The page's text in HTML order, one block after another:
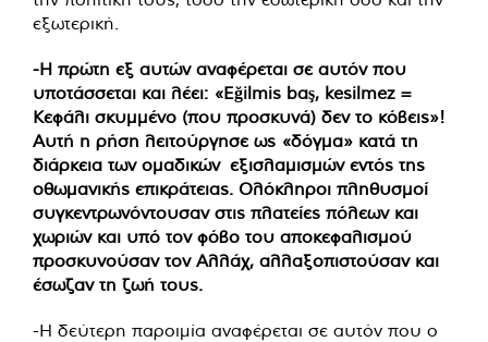
εξωτερική.
-Η πρώτη εξ αυτών αναφέρεται σε αυτόν που
υποτάσσεται και λέει: «Eğilmis baş, kesilmez =
Κεφάλι σκυμμένο (που προσκυνά) δεν το κόβεις»!
Αυτή η ρήση λειτούργησε ως «δόγμα» κατά τη
διάρκεια των ομαδικών εξισλαμισμών εντός της
οθωμανικής επικράτειας. Ολόκληροι πληθυσμοί
συγκεντρωνόντουσαν στις πλατείες πόλεων και
χωριών και υπό τον φόβο του αποκεφαλισμού
προσκυνούσαν τον Αλλάχ, αλλαξοπιστούσαν και
έσωζαν τη ζωή τους.
-Η δεύτερη παροιμία αναφέρεται σε αυτόν που ο